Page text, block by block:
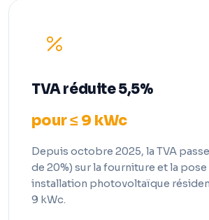
TVA réduite 5,5%
pour ≤ 9 kWc
Depuis octobre 2025, la TVA passe
de 20%) sur la fourniture et la
installation photovoltaïque
9 kWc.